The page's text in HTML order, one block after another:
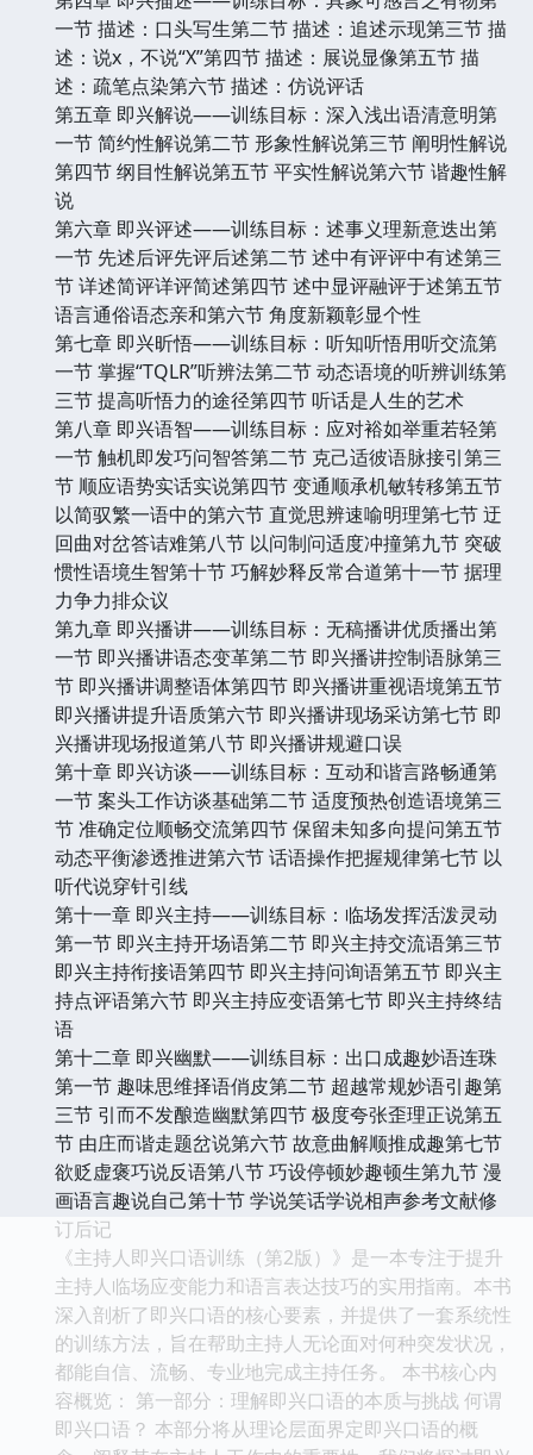
一节 描述：口头写生第二节 描述：追述示现第三节 描
述：说x，不说“X”第四节 描述：展说显像第五节 描
述：疏笔点染第六节 描述：仿说评话
第五章 即兴解说——训练目标：深入浅出语清意明第
一节 简约性解说第二节 形象性解说第三节 阐明性解说
第四节 纲目性解说第五节 平实性解说第六节 谐趣性解
说
第六章 即兴评述——训练目标：述事义理新意迭出第
一节 先述后评先评后述第二节 述中有评评中有述第三
节 详述简评详评简述第四节 述中显评融评于述第五节
语言通俗语态亲和第六节 角度新颖彰显个性
第七章 即兴昕悟——训练目标：听知听悟用听交流第
一节 掌握“TQLR”听辨法第二节 动态语境的听辨训练第
三节 提高听悟力的途径第四节 听话是人生的艺术
第八章 即兴语智——训练目标：应对裕如举重若轻第
一节 触机即发巧问智答第二节 克己适彼语脉接引第三
节 顺应语势实话实说第四节 变通顺承机敏转移第五节
以简驭繁一语中的第六节 直觉思辨速喻明理第七节 迂
回曲对岔答诘难第八节 以问制问适度冲撞第九节 突破
惯性语境生智第十节 巧解妙释反常合道第十一节 据理
力争力排众议
第九章 即兴播讲——训练目标：无稿播讲优质播出第
一节 即兴播讲语态变革第二节 即兴播讲控制语脉第三
节 即兴播讲调整语体第四节 即兴播讲重视语境第五节
即兴播讲提升语质第六节 即兴播讲现场采访第七节 即
兴播讲现场报道第八节 即兴播讲规避口误
第十章 即兴访谈——训练目标：互动和谐言路畅通第
一节 案头工作访谈基础第二节 适度预热创造语境第三
节 准确定位顺畅交流第四节 保留未知多向提问第五节
动态平衡渗透推进第六节 话语操作把握规律第七节 以
听代说穿针引线
第十一章 即兴主持——训练目标：临场发挥活泼灵动
第一节 即兴主持开场语第二节 即兴主持交流语第三节
即兴主持衔接语第四节 即兴主持问询语第五节 即兴主
持点评语第六节 即兴主持应变语第七节 即兴主持终结
语
第十二章 即兴幽默——训练目标：出口成趣妙语连珠
第一节 趣味思维择语俏皮第二节 超越常规妙语引趣第
三节 引而不发酿造幽默第四节 极度夸张歪理正说第五
节 由庄而谐走题岔说第六节 故意曲解顺推成趣第七节
欲贬虚褒巧说反语第八节 巧设停顿妙趣顿生第九节 漫
画语言趣说自己第十节 学说笑话学说相声参考文献修
订后记
《主持人即兴口语训练（第2版）》是一本专注于提升
主持人临场应变能力和语言表达技巧的实用指南。本书
深入剖析了即兴口语的核心要素，并提供了一套系统性
的训练方法，旨在帮助主持人无论面对何种突发状况，
都能自信、流畅、专业地完成主持任务。 本书核心内
容概览： 第一部分：理解即兴口语的本质与挑战 何谓
即兴口语？ 本部分将从理论层面界定即兴口语的概